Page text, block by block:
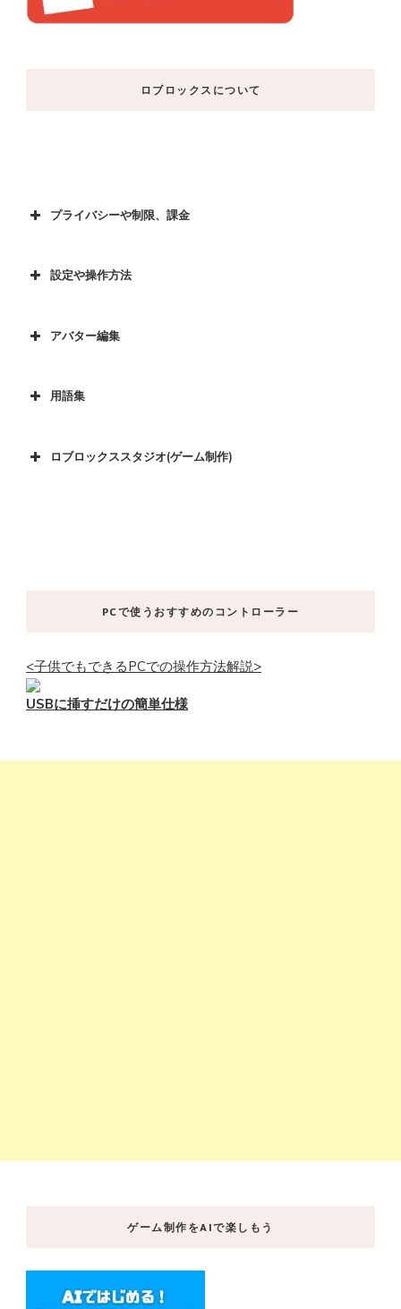
ロブロックスについて
プライバシーや制限、課金
設定や操作方法
アバター編集
用語集
ロブロックススタジオ(ゲーム制作)
PCで使うおすすめのコントローラー
<子供でもできるPCでの操作方法解説>
USBに挿すだけの簡単仕様
ゲーム制作をAIで楽しもう